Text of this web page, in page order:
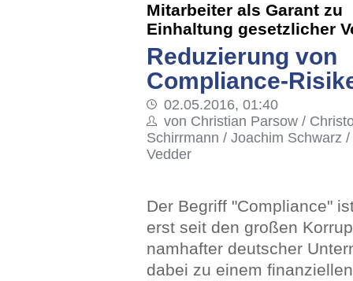
Mitarbeiter als Garant zu
Einhaltung gesetzlicher
Reduzierung von
Compliance-
02.05.2016, 01:40
von Christian Parsow /
Schirrmann / Joachim Schwarz
Vedder
Der Begriff "Compliance"
erst seit den großen
namhafter deutscher
dabei zu einem